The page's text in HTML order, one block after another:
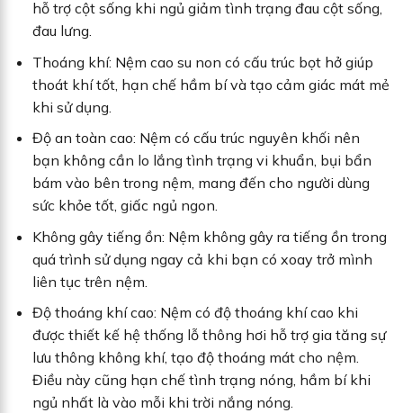
hỗ trợ cột sống khi ngủ giảm tình trạng đau cột sống,
đau lưng.
Thoáng khí: Nệm cao su non có cấu trúc bọt hở giúp
thoát khí tốt, hạn chế hầm bí và tạo cảm giác mát mẻ
khi sử dụng.
Độ an toàn cao: Nệm có cấu trúc nguyên khối nên
bạn không cần lo lắng tình trạng vi khuẩn, bụi bẩn
bám vào bên trong nệm, mang đến cho người dùng
sức khỏe tốt, giấc ngủ ngon.
Không gây tiếng ồn: Nệm không gây ra tiếng ồn trong
quá trình sử dụng ngay cả khi bạn có xoay trở mình
liên tục trên nệm.
Độ thoáng khí cao: Nệm có độ thoáng khí cao khi
được thiết kế hệ thống lỗ thông hơi hỗ trợ gia tăng sự
lưu thông không khí, tạo độ thoáng mát cho nệm.
Điều này cũng hạn chế tình trạng nóng, hầm bí khi
ngủ nhất là vào mỗi khi trời nắng nóng.